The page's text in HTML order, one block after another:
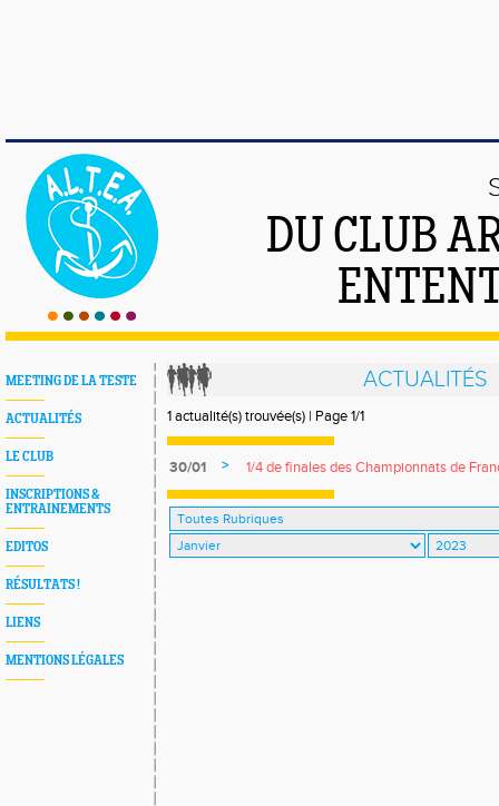
DU CLUB
MEETING DE LA TESTE
ACTUALITÉS
LE CLUB
INSCRIPTIONS &
ENTRAINEMENTS
EDITOS
RÉSULTATS !
LIENS
MENTIONS LÉGALES
ACTUALITÉS
1 actualité(s) trouvée(s) | Page 1/1
30/01 > 1/4 de finales des Championnats de